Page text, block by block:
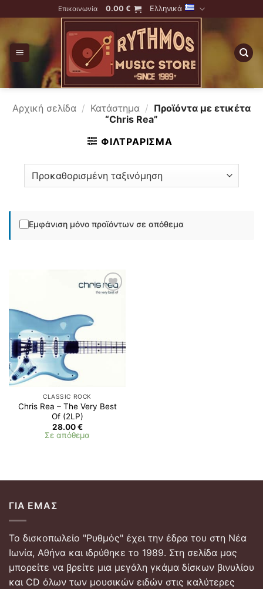
to
Επικοινωνία 0.00 € Ελληνικά
Αρχική σελίδα / Κατάστημα / Προϊόντα με ετικέτα
“Chris Rea”
ΦΙΛΤΡΆΡΙΣΜΑ
Εμφάνιση μόνο προϊόντων σε απόθεμα
επιθυμιών
CLASSIC ROCK
Chris Rea – The Very Best
Of (2LP)
28.00€
Σε απόθεμα
ΓΙΑ ΕΜΆΣ
Το δισκοπωλείο "Ρυθμός" έχει την έδρα του στη Νέα
Ιωνία, Αθήνα και ιδρύθηκε το 1989. Στη σελίδα μας
μπορείτε να βρείτε μια μεγάλη γκάμα δίσκων βινυλίου
και CD όλων των μουσικών ειδών στις καλύτερες